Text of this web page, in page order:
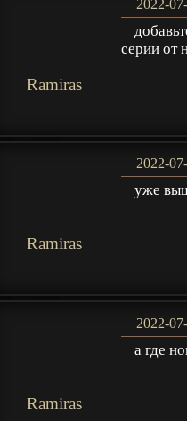
Ramiras
2022-
серии от
Ramiras
2022-
уже
Ramiras
2022-
а где